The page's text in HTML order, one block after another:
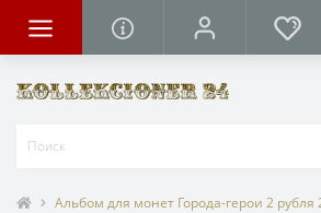
Альбом для монет Города-герои 2 рубля